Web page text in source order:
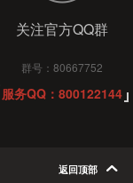
关注官方QQ群
群号：80667752
服务QQ：800122144
返回顶部